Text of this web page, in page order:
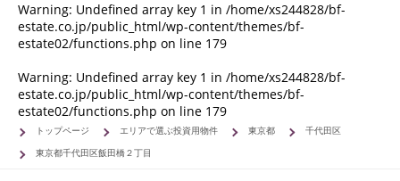
Warning: Undefined array key 1 in /home/xs244828/bf-
estate.co.jp/public_html/wp-content/themes/bf-
estate02/functions.php on line 179
Warning: Undefined array key 1 in /home/xs244828/bf-
estate.co.jp/public_html/wp-content/themes/bf-
estate02/functions.php on line 179
トップページ エリアで選ぶ投資用物件 東京都
千代田区
東京都千代田区飯田橋２丁目